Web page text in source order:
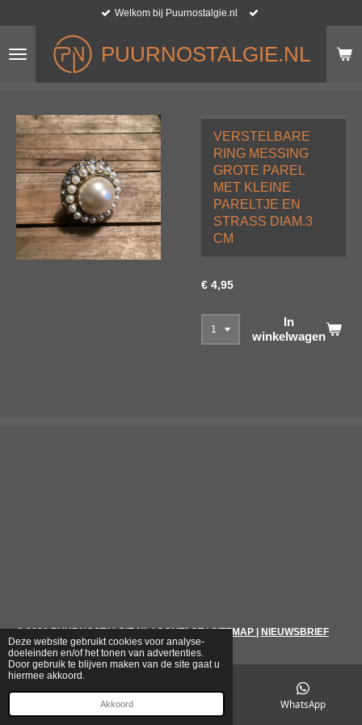
Deze website gebruikt cookies voor analyse-
doeleinden en/of het tonen van advertenties.
Door gebruik te blijven maken van de site gaat u
hiermee akkoord.
Akkoord
naar
hoofdinhoud
PUURNOSTALGIE.NL
Welkom bij Puurnostalgie.nl
VERSTELBARE
RING MESSING
GROTE PAREL
MET KLEINE
PARELTJE EN
STRASS DIAM.3
CM
€ 4,95
In
winkelwagen
© 2026 PUURNOSTALGIE.NL|CONTACT|SITEMAP NIEUWSBRIEF
WhatsApp